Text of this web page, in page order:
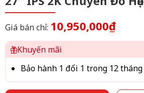
Giá bán chỉ: 10,950,000₫
Khuyến mãi
Bảo hành 1 đổi 1 trong 12 tháng